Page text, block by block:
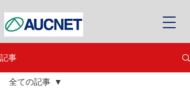
記事
全ての記事